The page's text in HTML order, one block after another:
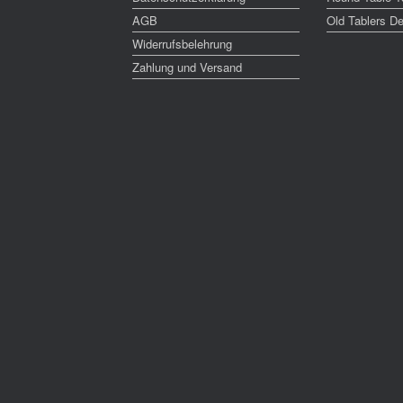
AGB
Widerrufsbelehrung
Zahlung und Versand
Old Tablers